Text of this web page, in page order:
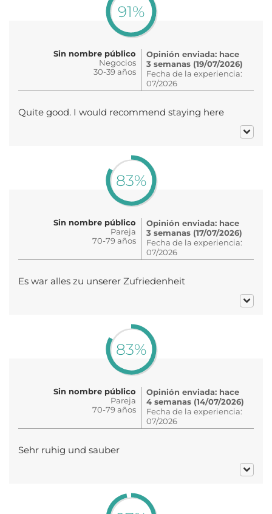
91%
Sin nombre público
Negocios
30-39 años
Opinión enviada: hace
3 semanas (19/07/2026)
Fecha de la experiencia:
07/2026
Quite good. I would recommend staying here
83%
Sin nombre público
Pareja
70-79 años
Opinión enviada: hace
3 semanas (17/07/2026)
Fecha de la experiencia:
07/2026
Es war alles zu unserer Zufriedenheit
83%
Sin nombre público
Pareja
70-79 años
Opinión enviada: hace
4 semanas (14/07/2026)
Fecha de la experiencia:
07/2026
Sehr ruhig und sauber